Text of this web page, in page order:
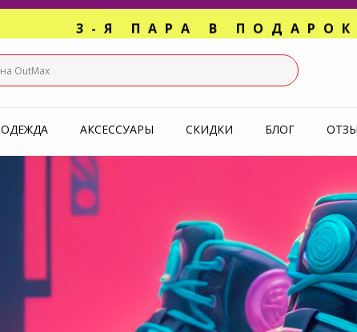
3-Я ПАРА В ПОДАРОК
ПОСЛЕДНИЕ РАЗМЕРЫ ОТ
ОДЕЖДА АКСЕССУАРЫ СКИДКИ БЛОГ